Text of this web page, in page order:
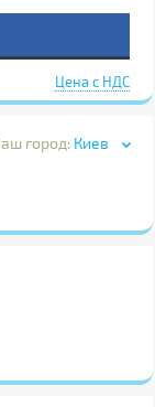
Цена с НДС
город: Киев